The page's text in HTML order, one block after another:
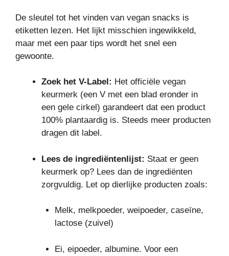
De sleutel tot het vinden van vegan snacks is
etiketten lezen. Het lijkt misschien ingewikkeld,
maar met een paar tips wordt het snel een
gewoonte.
Zoek het V-Label: Het officiële vegan
keurmerk (een V met een blad eronder in
een gele cirkel) garandeert dat een product
100% plantaardig is. Steeds meer producten
dragen dit label.
Lees de ingrediëntenlijst: Staat er geen
keurmerk op? Lees dan de ingrediënten
zorgvuldig. Let op dierlijke producten zoals:
Melk, melkpoeder, weipoeder, caseïne,
lactose (zuivel)
Ei, eipoeder, albumine. Voor een